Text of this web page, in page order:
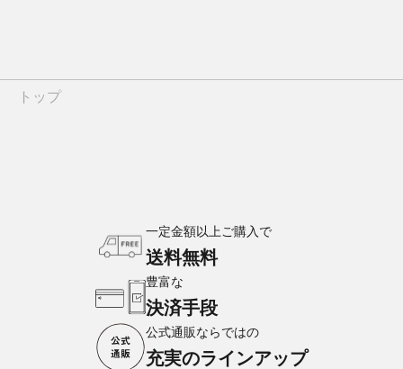
トップ
一定金額以上ご購入で
送料無料
豊富な
決済手段
公式通販ならではの
充実のラインアップ